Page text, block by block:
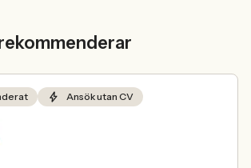
Ansök utan CV